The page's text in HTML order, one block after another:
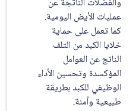
عمليات الأيض اليومية.
كما تعمل على حماية
خلايا الكبد من التلف
الناتج عن العوامل
المؤكسدة وتحسين الأداء
الوظيفي للكبد بطريقة
طبيعية وآمنة.